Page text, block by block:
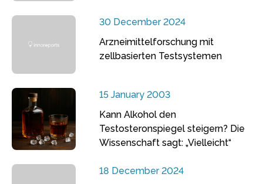
30 December 2024
Arzneimittelforschung mit
zellbasierten Testsystemen
15 January 2003
Kann Alkohol den
Testosteronspiegel steigern? Die
Wissenschaft sagt: „Vielleicht“
18 December 2024